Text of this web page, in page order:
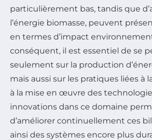
particulièrement bas, tandis que
l’énergie biomasse, peuvent
en termes d’impact
conséquent, il est essentiel de se
seulement sur la production
mais aussi sur les pratiques liées à
à la mise en œuvre des
innovations dans ce domaine
d’améliorer continuellement ces
ainsi des systèmes encore plus